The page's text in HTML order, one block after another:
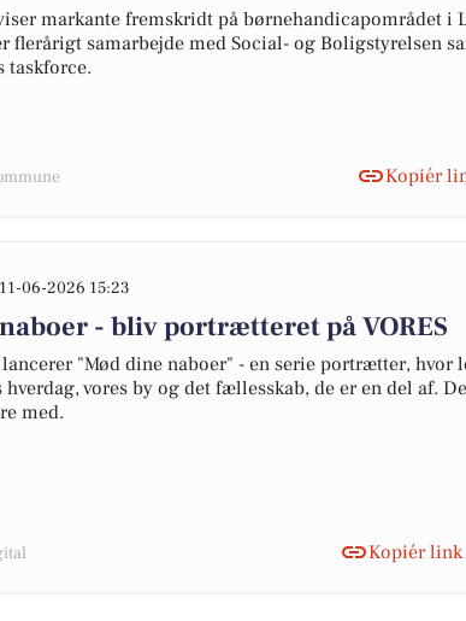
markante fremskridt på børnehandicapområdet i
flerårigt samarbejde med Social- og Boligstyrelsen
taskforce.
Kopiér
11-06-2026 15:23
- bliv portrætteret på VORES
lancerer "Mød dine naboer" - en serie portrætter, hvor
vores by og det fællesskab, de er en del af.
med.
Kopiér link